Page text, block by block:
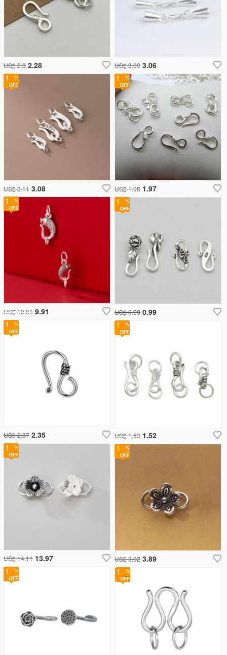
1
1
US$ 1.98 1.97
US$ 2.3 2.28
1
1
US$ 14.11 13.97
1
US$ 10.01 9.91
1
US$ 3.92 3.89
1
US$ 3.11 3.08
1
US$ 0.99 0.99
1
US$ 1.53 1.52
US$ 3.09 3.06
1
US$ 2.37 2.35